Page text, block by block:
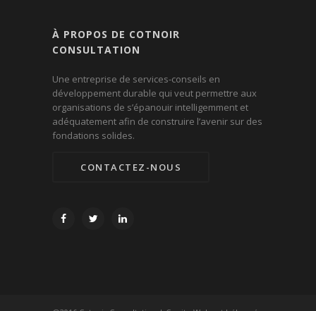
À PROPOS DE COTNOIR
CONSULTATION
Une entreprise de services-conseils en
développement durable qui veut permettre aux
organisations de s’épanouir intelligemment et
adéquatement afin de construire l’avenir sur des
fondations solides.
CONTACTEZ-NOUS